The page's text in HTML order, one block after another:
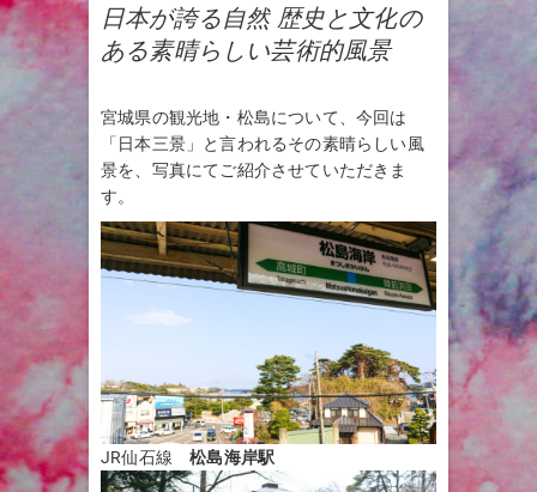
日本が誇る自然 歴史と文化の
ある素晴らしい芸術的風景
宮城県の観光地・松島について、今回は
「日本三景」と言われるその素晴らしい風
景を、写真にてご紹介させていただきま
す。
JR仙石線松島海岸駅